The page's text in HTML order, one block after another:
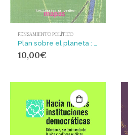
PENSAMIENTO POLÍTICO
10,00€